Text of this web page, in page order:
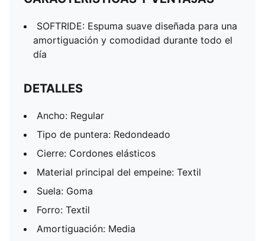
SOFTRIDE: Espuma suave diseñada para una
amortiguación y comodidad durante todo el
día
DETALLES
Ancho: Regular
Tipo de puntera: Redondeado
Cierre: Cordones elásticos
Material principal del empeine: Textil
Suela: Goma
Forro: Textil
Amortiguación: Media